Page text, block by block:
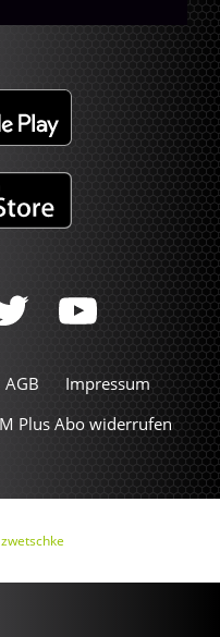
AGB
Impressum
Plus Abo widerrufen